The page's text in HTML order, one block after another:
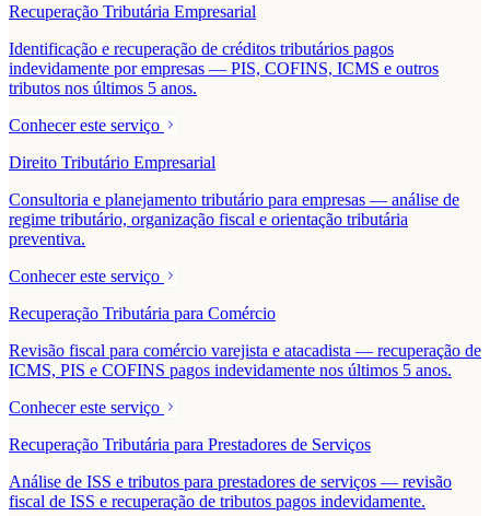
Recuperação Tributária Empresarial
Identificação e recuperação de créditos tributários pagos
indevidamente por empresas — PIS, COFINS, ICMS e outros
tributos nos últimos 5 anos.
Conhecer este serviço
Direito Tributário Empresarial
Consultoria e planejamento tributário para empresas — análise de
regime tributário, organização fiscal e orientação tributária
preventiva.
Conhecer este serviço
Recuperação Tributária para Comércio
Revisão fiscal para comércio varejista e atacadista — recuperação de
ICMS, PIS e COFINS pagos indevidamente nos últimos 5 anos.
Conhecer este serviço
Recuperação Tributária para Prestadores de Serviços
Análise de ISS e tributos para prestadores de serviços — revisão
fiscal de ISS e recuperação de tributos pagos indevidamente.